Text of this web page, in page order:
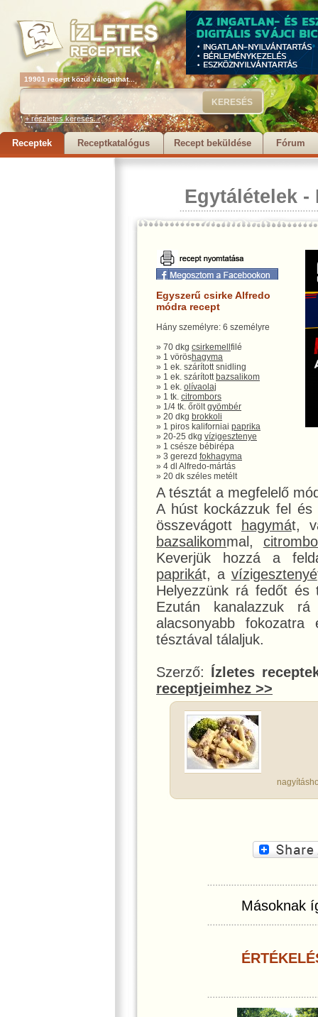
19901 recept közül válogathat...
+ részletes keresés...
Receptek Receptkatalógus Recept beküldése Fórum
Egytálételek -
Egyszerű csirke Alfredo
módra recept
Hány személyre: 6 személyre
» 70 dkg csirkemell filé
» 1 vöröshagyma
» 1 ek. szárított snidling
» 1 ek. szárított bazsalikom
» 1 ek. olívaolaj
» 1 tk. citrombors
» 1/4 tk. őröltgyömbér
» 20 dkg brokkoli
» 1 piros kaliforniai paprika
» 20-25 dkg vízigesztenye
» 1 csésze bébirépa
» 3 gerezd fokhagyma
» 4 dl Alfredo-mártás
» 20 dk széles metélt
A tésztát a megfelelő
A húst kockázzuk fel és
összevágott
hagymát,
bazsalikommal, citrom
Keverjük hozzá a
paprikát, a vízigesztenyé
Helyezzünk rá fedőt és
Ezután kanalazzuk
alacsonyabb
tésztával tálaljuk.
Szerző: Ízletes
receptjeimhez >>
Másoknak